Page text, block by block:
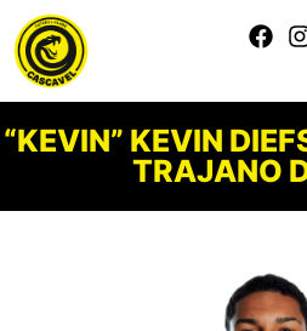
“KEVIN” KEVIN
TRAJANO